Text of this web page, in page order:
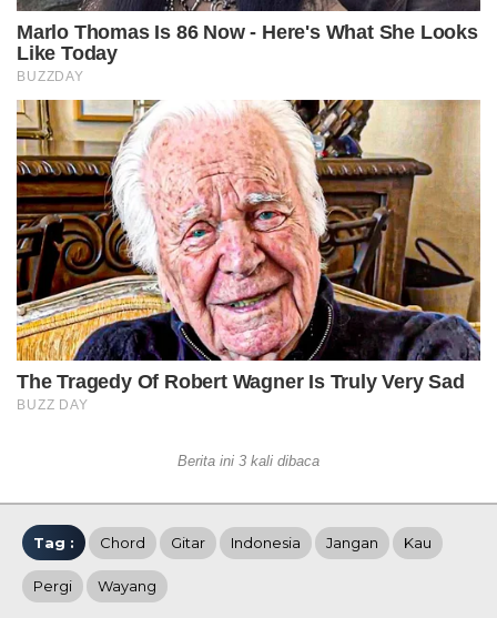
Berita ini 3 kali dibaca
Tag : Chord Gitar Indonesia Jangan Kau
Pergi Wayang